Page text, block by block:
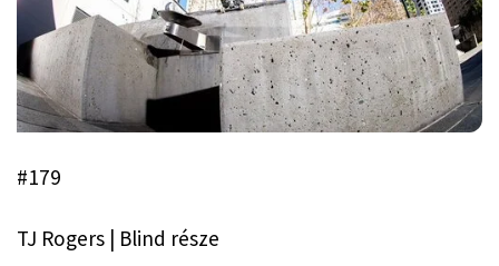
#179
TJ Rogers | Blind része